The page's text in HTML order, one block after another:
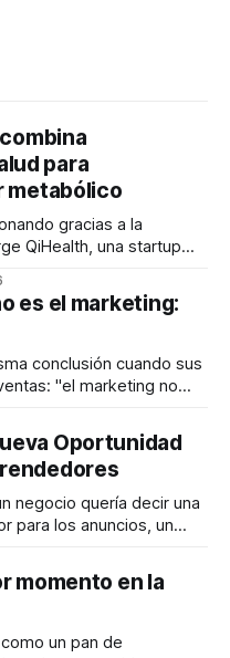
para
metabólico
gracias a la
QiHealth, una startup
artificial y monitoreo
a tomar mejores
Su propuesta busca
es el marketing:
conclusión cuando sus
"el marketing no
lugar. Durante
PRO, el especialista en
Oportunidad
negocio quería decir una
para los anuncios, un
de publicidad digital
para atender
una persona
momento en la
un pan de